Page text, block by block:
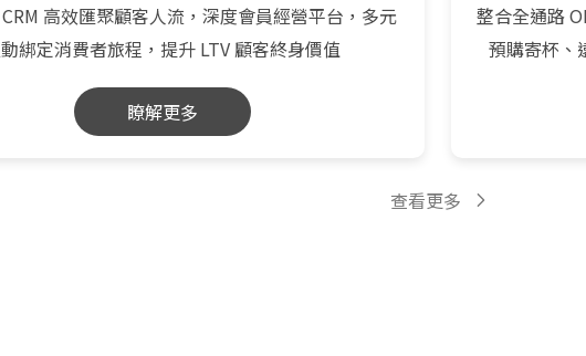
高效匯聚顧客人流，深度會員經營平台，多元
綁定消費者旅程，提升 LTV 顧客終身價值
瞭解更多
整合全通路
預購寄杯、
查看更多